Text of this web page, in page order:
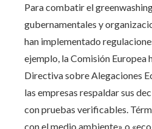
Para combatir el
gubernamentales y
han implementado
ejemplo, la Comisión Europea
Directiva sobre Alegaciones
las empresas respaldar sus
con pruebas verificables.
con el medio ambiente» o